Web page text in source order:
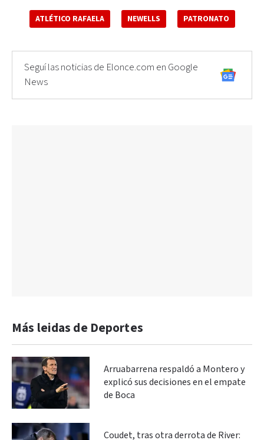
ATLÉTICO RAFAELA NEWELLS PATRONATO
Seguí las noticias de Elonce.com en Google
News
Más leidas de Deportes
Arruabarrena respaldó a Montero y
explicó sus decisiones en el empate
de Boca
Coudet, tras otra derrota de River: